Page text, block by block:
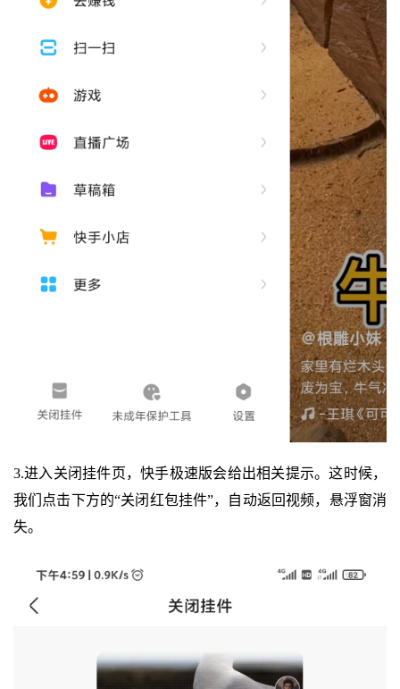
3.进入关闭挂件页，快手极速版会给出相关提示。这时候，
我们点击下方的“关闭红包挂件”，自动返回视频，悬浮窗消
失。